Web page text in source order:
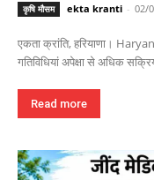
कृषि मौसम ekta kranti - 02/
एकता क्रांति, हरियाणा।
गतिविधियां अपेक्षा से अधिक
Read more